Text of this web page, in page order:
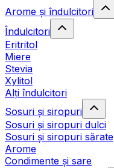
Arome și îndulcitori
Îndulcitori
Eritritol
Miere
Stevia
Xylitol
Alți îndulcitori
Sosuri și siropuri
Sosuri și siropuri dulci
Sosuri și siropuri sărate
Arome
Condimente și sare